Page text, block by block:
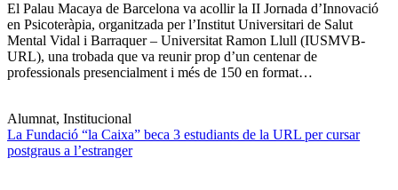
El Palau Macaya de Barcelona va acollir la II Jornada d’Innovació
en Psicoteràpia, organitzada per l’Institut Universitari de Salut
Mental Vidal i Barraquer – Universitat Ramon Llull (IUSMVB-
URL), una trobada que va reunir prop d’un centenar de
professionals presencialment i més de 150 en format…
Alumnat, Institucional
La Fundació “la Caixa” beca 3 estudiants de la URL per cursar
postgraus a l’estranger